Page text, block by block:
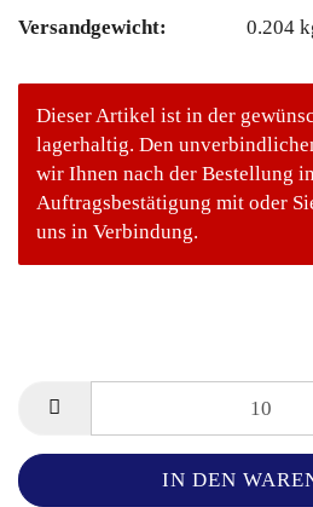
Versandgewicht:
0.204
Dieser Artikel ist in der
lagerhaltig. Den
wir Ihnen nach der Bestellung
Auftragsbestätigung mit oder
uns in Verbindung.